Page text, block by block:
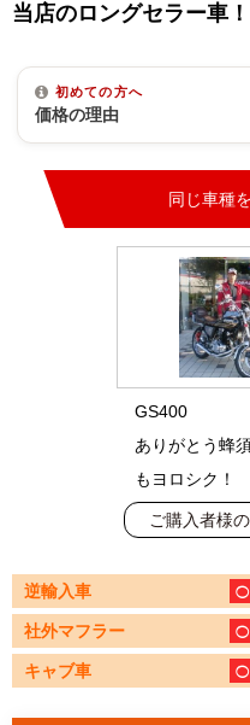
当店のロングセラー車！
初めての方へ
価格の理由
同じ車種
GS400
ありがとう蜂
もヨロシク！
ご購入者様
逆輸入車
社外マフラー
キャブ車